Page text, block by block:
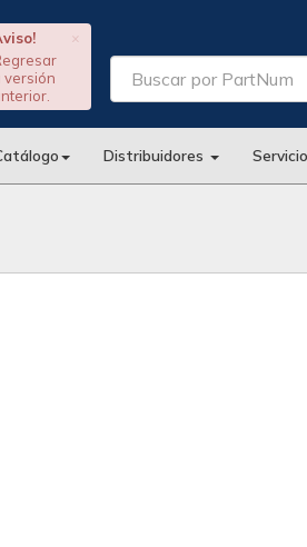
×
versión
Distribuidores